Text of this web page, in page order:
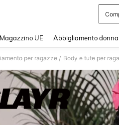
Magazzino UE Abbigliamento donna
per ragazze / Body e tute per